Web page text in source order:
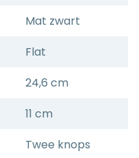
Mat zwart
Flat
24,6 cm
11 cm
Twee knops